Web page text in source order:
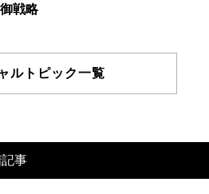
戦略
ルトピック一覧
事